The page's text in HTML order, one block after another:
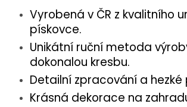
Vyrobená v ČR z kvalitního
pískovce.
Unikátní ruční metoda
dokonalou kresbu.
Detailní zpracování a hezké
Krásná dekorace na